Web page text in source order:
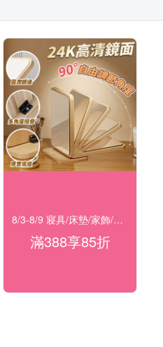
8/3-8/9 寢具/床墊/家飾/開運 滿388享85折
滿388享85折